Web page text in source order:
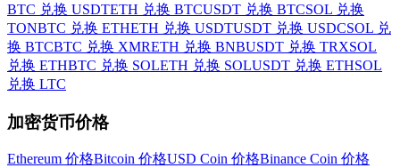
BTC 兑换 USDTETH 兑换 BTCUSDT 兑换 BTCSOL 兑换
TONBTC 兑换 ETHETH 兑换 USDTUSDT 兑换 USDCSOL 兑
换 BTCBTC 兑换 XMRETH 兑换 BNBUSDT 兑换 TRXSOL
兑换 ETHBTC 兑换 SOLETH 兑换 SOLUSDT 兑换 ETHSOL
兑换 LTC
加密货币价格
Ethereum 价格Bitcoin 价格USD Coin 价格Binance Coin 价格